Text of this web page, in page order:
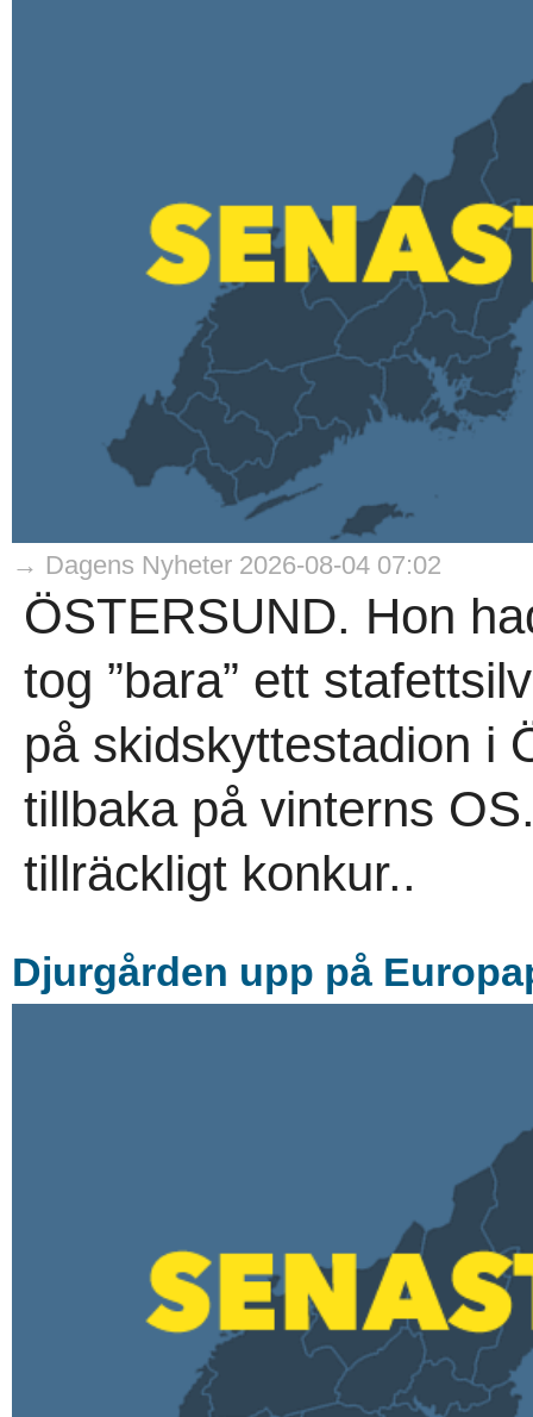
→ Dagens Nyheter 2026-08-04 07:02
ÖSTERSUND. Hon
tog ”bara” ett
på skidskyttestadion i
tillbaka på vinterns
tillräckligt konkur..
Djurgården upp på